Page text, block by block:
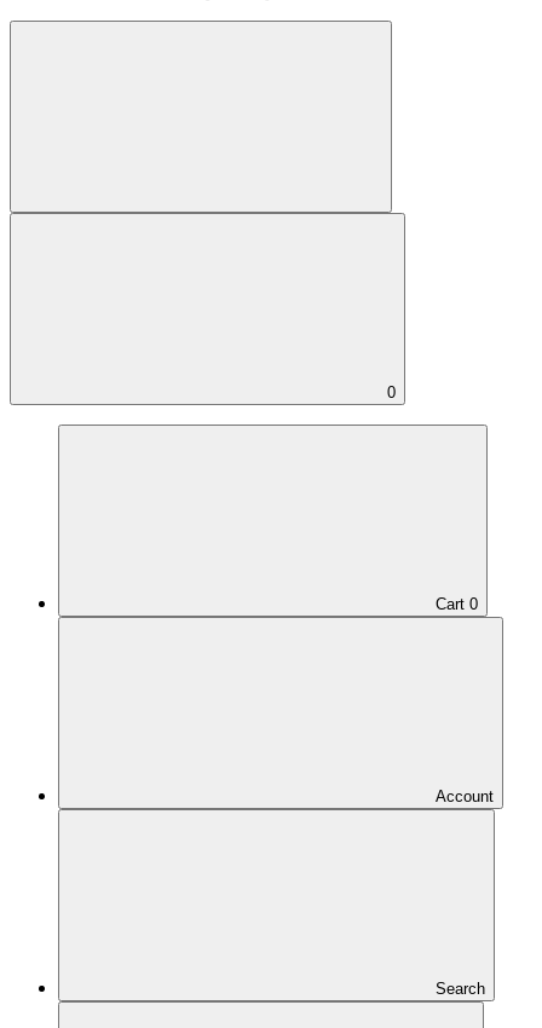
0
Cart 0
Account
Search